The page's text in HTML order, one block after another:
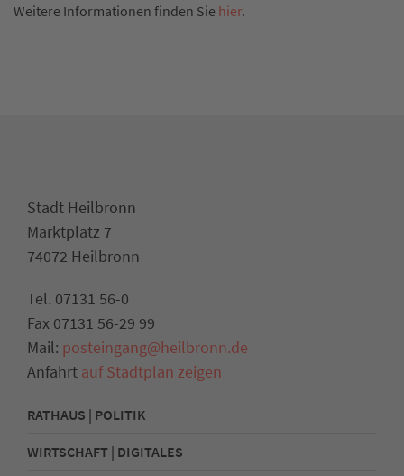
Weitere Informationen finden Sie hier.
Stadt Heilbronn
Marktplatz 7
74072 Heilbronn
Tel. 07131 56-0
Fax 07131 56-29 99
Mail: posteingang@heilbronn.de
Anfahrt auf Stadtplan zeigen
RATHAUS | POLITIK
WIRTSCHAFT | DIGITALES